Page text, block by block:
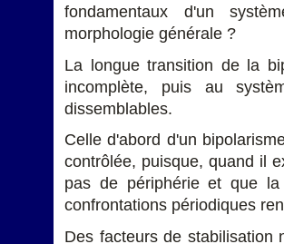
fondamentaux d'un
morphologie générale ?
La longue transition de la
incomplète, puis au
dissemblables.
Celle d'abord d'un
contrôlée, puisque, quand il
pas de périphérie et que
confrontations périodiques
Des facteurs de stabilisation